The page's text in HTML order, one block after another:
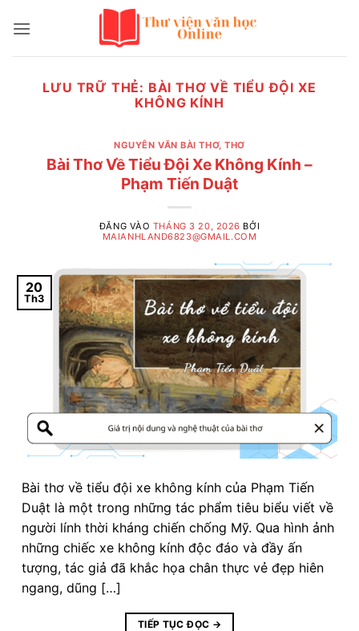
qua
LƯU TRỮ THẺ: BÀI THƠ VỀ TIỂU ĐỘI XE
KHÔNG KÍNH
NGUYÊN VĂN BÀI THƠ,THƠ
Bài Thơ Về Tiểu Đội Xe Không Kính –
Phạm Tiến Duật
ĐĂNG VÀO THÁNG 3 20, 2026 BỞI
MAIANHLAND6823@GMAIL.COM
20
Th3
Bài thơ về tiểu đội xe không kính của Phạm Tiến
Duật là một trong những tác phẩm tiêu biểu viết về
người lính thời kháng chiến chống Mỹ. Qua hình ảnh
những chiếc xe không kính độc đáo và đầy ấn
tượng, tác giả đã khắc họa chân thực vẻ đẹp hiên
ngang, dũng […]
TIẾP TỤC ĐỌC →